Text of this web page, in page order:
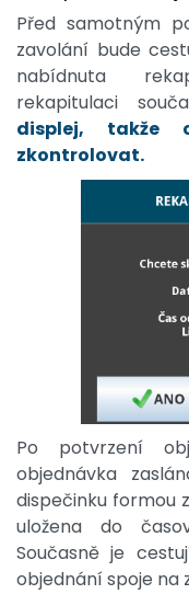
Před samotným
zavolání bude
nabídnuta
rekapitulaci
displej, takže
zkontrolovat.
Po potvrzení
objednávka
dispečinku formou
uložena do
Současně je
objednání spoje na